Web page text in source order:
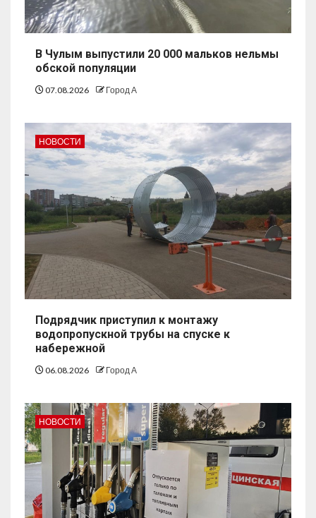
В Чулым выпустили 20 000 мальков нельмы
обской популяции
07.08.2026 Город А
НОВОСТИ
Подрядчик приступил к монтажу
водопропускной трубы на спуске к
набережной
06.08.2026 Город А
НОВОСТИ